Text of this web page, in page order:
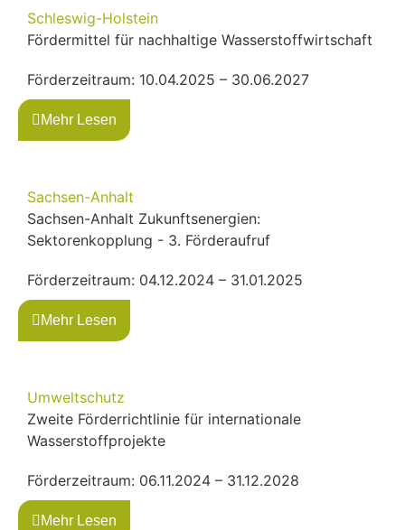
Schleswig-Holstein
Fördermittel für nachhaltige Wasserstoffwirtschaft
Förderzeitraum: 10.04.2025 – 30.06.2027
Mehr Lesen
Sachsen-Anhalt
Sachsen-Anhalt Zukunftsenergien:
Sektorenkopplung - 3. Förderaufruf
Förderzeitraum: 04.12.2024 – 31.01.2025
Mehr Lesen
Umweltschutz
Zweite Förderrichtlinie für internationale
Wasserstoffprojekte
Förderzeitraum: 06.11.2024 – 31.12.2028
Mehr Lesen